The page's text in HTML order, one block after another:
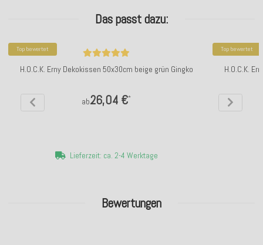
Bewertungen
Das passt dazu:
Top bewertet
H.O.C.K. Erny Dekokissen 50x30cm beige grün Gingko
ab26,04 €*
Lieferzeit: ca. 2-4 Werktage
Top bewertet
H.O.C.K.